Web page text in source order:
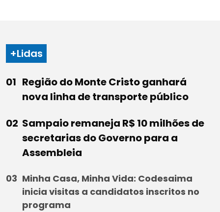
+Lidas
Região do Monte Cristo ganhará
nova linha de transporte público
Sampaio remaneja R$ 10 milhões de
secretarias do Governo para a
Assembleia
Minha Casa, Minha Vida: Codesaima
inicia visitas a candidatos inscritos no
programa